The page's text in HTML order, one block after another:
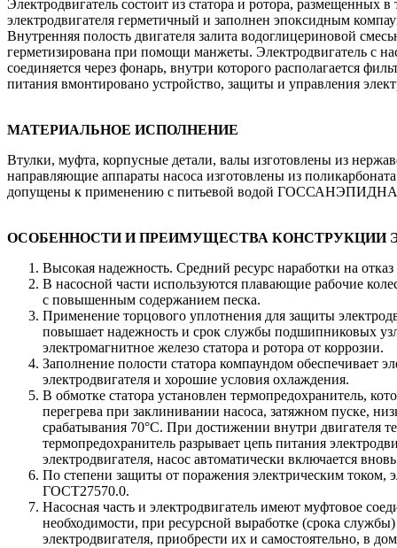
Электродвигатель состоит из статора и ротора, размещенных в
электродвигателя герметичный и заполнен эпоксидным
Внутренняя полость двигателя залита водоглицериновой
герметизирована при помощи манжеты. Электродвигатель с
соединяется через фонарь, внутри которого располагается
питания вмонтировано устройство, защиты и управления
МАТЕРИАЛЬНОЕ ИСПОЛНЕНИЕ
Втулки, муфта, корпусные детали, валы изготовлены из
направляющие аппараты насоса изготовлены из
допущены к применению с питьевой водой
ОСОБЕННОСТИ И ПРЕИМУЩЕСТВА КОНСТРУКЦИИ
Высокая надежность. Средний ресурс наработки на отказ
В насосной части используются плавающие рабочие
с повышенным содержанием песка.
Применение торцового уплотнения для защиты
повышает надежность и срок службы подшипниковых
электромагнитное железо статора и ротора от коррозии.
Заполнение полости статора компаундом обеспечивает
электродвигателя и хорошие условия охлаждения.
В обмотке статора установлен термопредохранитель,
перегрева при заклинивании насоса, затяжном пуске,
срабатывания 70°С. При достижении внутри двигателя
термопредохранитель разрывает цепь питания
электродвигателя, насос автоматически включается
По степени защиты от поражения электрическим током,
ГОСТ27570.0.
Насосная часть и электродвигатель имеют муфтовое
необходимости, при ресурсной выработке (срока
электродвигателя, приобрести их и самостоятельно, в